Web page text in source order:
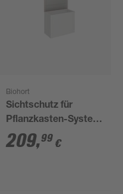
Biohort
Sichtschutz für
Pflanzkasten-System
'Belvedere' quarzgrau
Gr. 100
209,99 €